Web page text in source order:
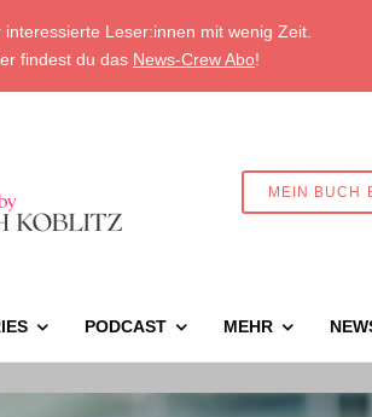
interessierte Leser:innen mit wenig Zeit.
findest du das News-Crew Abo!
MEIN BUCH
PODCAST MEHR